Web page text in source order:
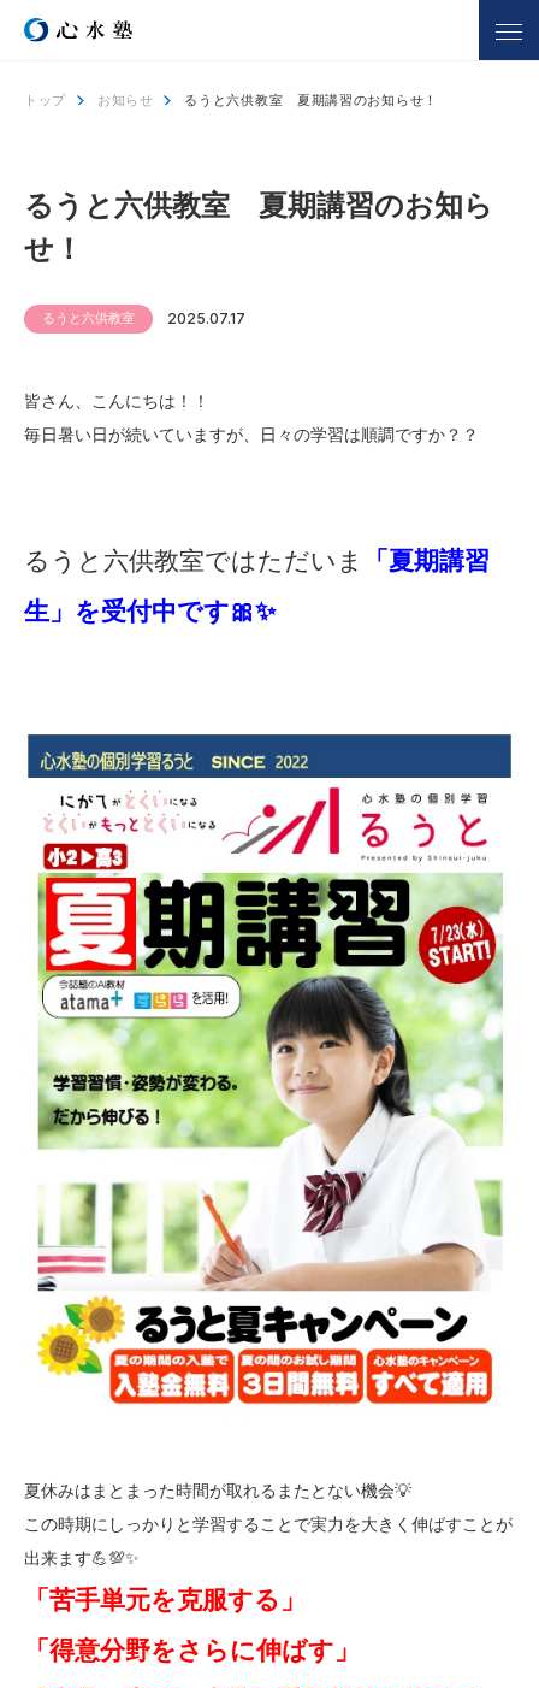
心水塾の思い
会社概要
合宿部
中学生コース
教室を探す 入塾までの流れ
お知らせ
心水塾からのお知らせ
メディア
資料請求 お問い合わせ
follow us
お友達紹介
トップ お知らせ るうと六供教室 夏期講習のお知らせ！
るうと六供教室 夏期講習のお知ら
せ！
るうと六供教室 2025.07.17
皆さん、こんにちは！！
毎日暑い日が続いていますが、日々の学習は順調ですか？？
るうと六供教室ではただいま
「夏期講習
生」を受付中です🎀✨
夏休みはまとまった時間が取れるまたとない機会💡
この時期にしっかりと学習することで実力を大きく伸ばすことが
出来ます💪💯✨
「苦手単元を克服する」
「得意分野をさらに伸ばす」